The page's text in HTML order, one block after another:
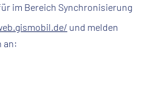
im Bereich Synchronisierung
und melden
an: